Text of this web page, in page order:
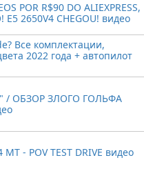
POR R$90 DO ALIEXPRESS,
E5 2650V4 CHEGOU! видео
Все комплектации,
2022 года + автопилот
/ ОБЗОР ЗЛОГО ГОЛЬФА
- POV TEST DRIVE видео